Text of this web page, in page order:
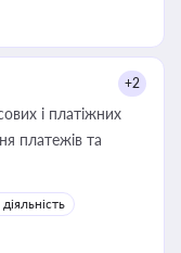
+2
і платіжних